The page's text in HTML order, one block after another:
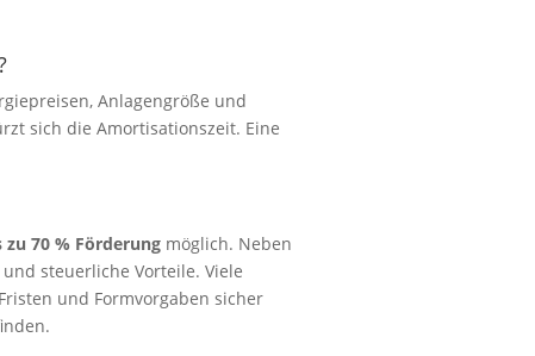
Anlagengröße und
sich die Amortisationszeit. Eine
zu 70 % Förderung möglich. Neben
steuerliche Vorteile. Viele
und Formvorgaben sicher